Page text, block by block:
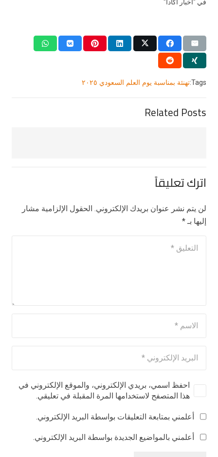
في "اخبار اكادا"
Tags: تهنئة بمناسبة يوم العلم السعودي ٢٠٢٥
Related Posts
اترك تعليقاً
لن يتم نشر عنوان بريدك الإلكتروني. الحقول الإلزامية مشار
إليها بـ*
احفظ اسمي، بريدي الإلكتروني، والموقع الإلكتروني في
هذا المتصفح لاستخدامها المرة المقبلة في تعليقي.
أعلمني بمتابعة التعليقات بواسطة البريد الإلكتروني.
أعلمني بالمواضيع الجديدة بواسطة البريد الإلكتروني.